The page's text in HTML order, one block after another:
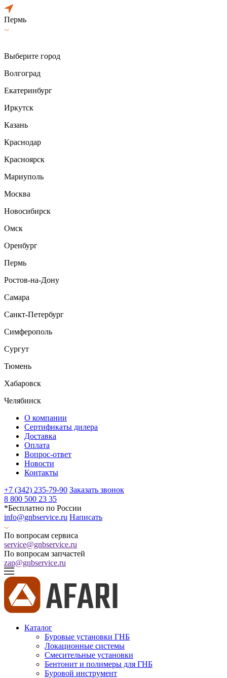
Пермь
Выберите город
Волгоград
Екатеринбург
Иркутск
Казань
Краснодар
Красноярск
Мариуполь
Москва
Новосибирск
Омск
Оренбург
Пермь
Ростов-на-Дону
Самара
Санкт-Петербург
Симферополь
Сургут
Тюмень
Хабаровск
Челябинск
О компании
Сертификаты дилера
Доставка
Оплата
Вопрос-ответ
Новости
Контакты
+7 (342) 235-79-90 Заказать звонок
8 800 500 23 35
*Бесплатно по России
info@gnbservice.ru Написать
По вопросам сервиса
service@gnbservice.ru
По вопросам запчастей
zap@gnbservice.ru
Каталог
Буровые установки ГНБ
Локационные системы
Смесительные установки
Бентонит и полимеры для ГНБ
Буровой инструмент